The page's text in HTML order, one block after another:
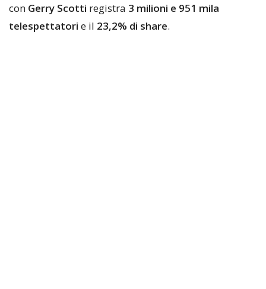
con Gerry Scotti registra 3 milioni e 951 mila
telespettatori e il 23,2% di share.